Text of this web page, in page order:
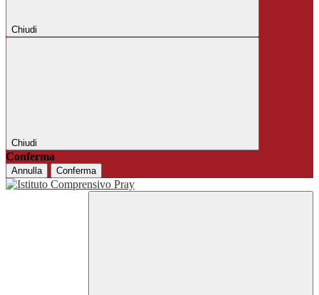
Chiudi
Chiudi
Conferma
Annulla Conferma